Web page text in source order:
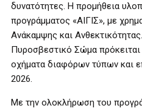
δυνατότητες. Η προμήθεια
προγράμματος «ΑΙΓΙΣ», με
Ανάκαμψης και
Πυροσβεστικό Σώμα
οχήματα διαφόρων τύπων και
2026.
Με την ολοκλήρωση του